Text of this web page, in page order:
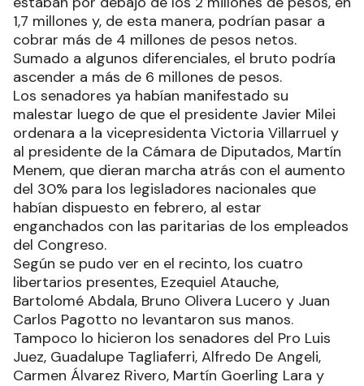
1,7 millones y, de esta manera, podrían pasar a
cobrar más de 4 millones de pesos netos.
Sumado a algunos diferenciales, el bruto podría
ascender a más de 6 millones de pesos.
Los senadores ya habían manifestado su
malestar luego de que el presidente Javier Milei
ordenara a la vicepresidenta Victoria Villarruel y
al presidente de la Cámara de Diputados, Martín
Menem, que dieran marcha atrás con el aumento
del 30% para los legisladores nacionales que
habían dispuesto en febrero, al estar
enganchados con las paritarias de los empleados
del Congreso.
Según se pudo ver en el recinto, los cuatro
libertarios presentes, Ezequiel Atauche,
Bartolomé Abdala, Bruno Olivera Lucero y Juan
Carlos Pagotto no levantaron sus manos.
Tampoco lo hicieron los senadores del Pro Luis
Juez, Guadalupe Tagliaferri, Alfredo De Angeli,
Carmen Álvarez Rivero, Martín Goerling Lara y